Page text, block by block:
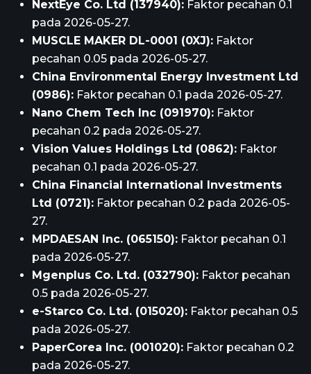
NextEye Co. Ltd (137940): Faktor pecahan 0.1
pada 2026-05-27.
MUSCLE MAKER DL-0001 (0XJ): Faktor
pecahan 0.05 pada 2026-05-27.
China Environmental Energy Investment Ltd
(0986): Faktor pecahan 0.1 pada 2026-05-27.
Nano Chem Tech Inc (091970): Faktor
pecahan 0.2 pada 2026-05-27.
Vision Values Holdings Ltd (0862): Faktor
pecahan 0.1 pada 2026-05-27.
China Financial International Investments
Ltd (0721): Faktor pecahan 0.2 pada 2026-05-
27.
MPDAESAN Inc. (065150): Faktor pecahan 0.1
pada 2026-05-27.
Mgenplus Co. Ltd. (032790): Faktor pecahan
0.5 pada 2026-05-27.
e-Starco Co. Ltd. (015020): Faktor pecahan 0.5
pada 2026-05-27.
PaperCorea Inc. (001020): Faktor pecahan 0.2
pada 2026-05-27.